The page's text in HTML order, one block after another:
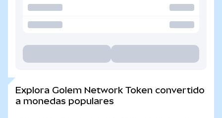
Explora Golem Network Token convertido
a monedas populares